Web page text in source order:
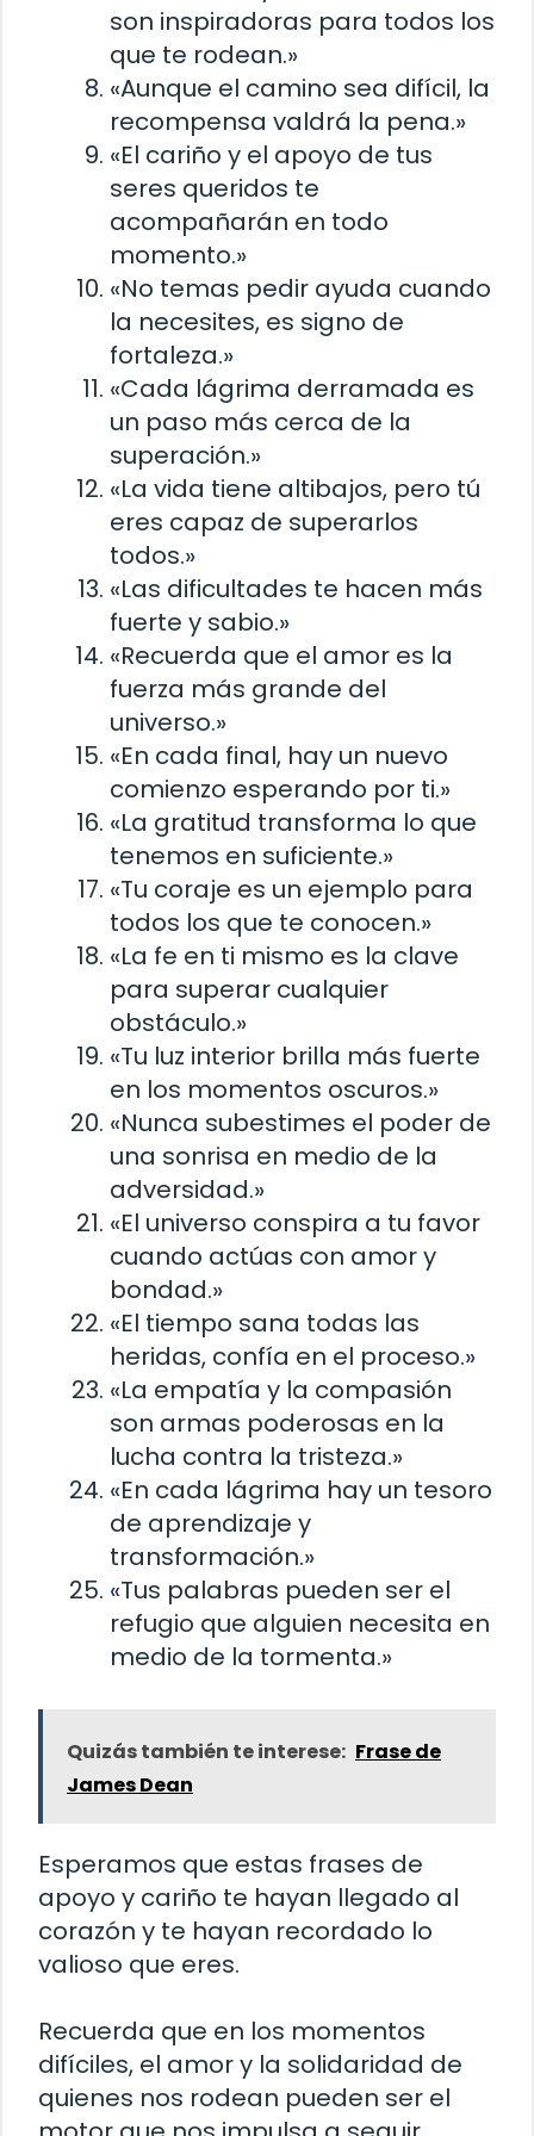
son inspiradoras para todos los
que te rodean.»
«Aunque el camino sea difícil, la
recompensa valdrá la pena.»
«El cariño y el apoyo de tus
seres queridos te
acompañarán en todo
momento.»
«No temas pedir ayuda cuando
la necesites, es signo de
fortaleza.»
«Cada lágrima derramada es
un paso más cerca de la
superación.»
«La vida tiene altibajos, pero tú
eres capaz de superarlos
todos.»
«Las dificultades te hacen más
fuerte y sabio.»
«Recuerda que el amor es la
fuerza más grande del
universo.»
«En cada final, hay un nuevo
comienzo esperando por ti.»
«La gratitud transforma lo que
tenemos en suficiente.»
«Tu coraje es un ejemplo para
todos los que te conocen.»
«La fe en ti mismo es la clave
para superar cualquier
obstáculo.»
«Tu luz interior brilla más fuerte
en los momentos oscuros.»
«Nunca subestimes el poder de
una sonrisa en medio de la
adversidad.»
«El universo conspira a tu favor
cuando actúas con amor y
bondad.»
«El tiempo sana todas las
heridas, confía en el proceso.»
«La empatía y la compasión
son armas poderosas en la
lucha contra la tristeza.»
«En cada lágrima hay un tesoro
de aprendizaje y
transformación.»
«Tus palabras pueden ser el
refugio que alguien necesita en
medio de la tormenta.»
Quizás también te interese: Frase de
James Dean
Esperamos que estas frases de
apoyo y cariño te hayan llegado al
corazón y te hayan recordado lo
valioso que eres.
Recuerda que en los momentos
difíciles, el amor y la solidaridad de
quienes nos rodean pueden ser el